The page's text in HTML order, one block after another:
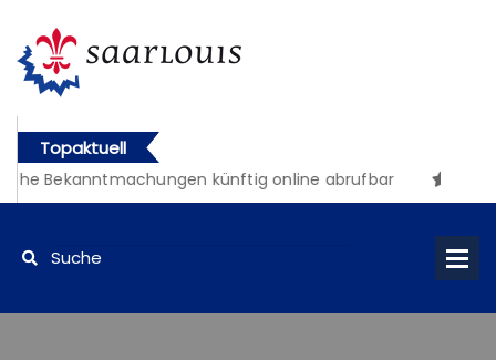
Topaktuell
Bekanntmachungen künftig online abrufbar